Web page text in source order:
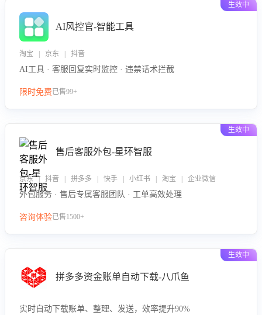
生效中
AI风控官-智能工具
淘宝 | 京东 | 抖音
AI工具 · 客服回复实时监控 · 违禁话术拦截
限时免费已售99+
生效中
售后客服外包-星环智服
京东 | 抖音 | 拼多多 | 快手 | 小红书 | 淘宝 | 企业微信
外包服务 · 售后专属客服团队 · 工单高效处理
咨询体验已售1500+
生效中
拼多多资金账单自动下载-八爪鱼
实时自动下载账单、整理、发送，效率提升90%